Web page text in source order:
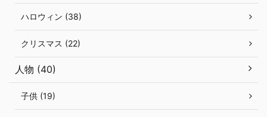
ハロウィン (38)
クリスマス (22)
人物 (40)
子供 (19)